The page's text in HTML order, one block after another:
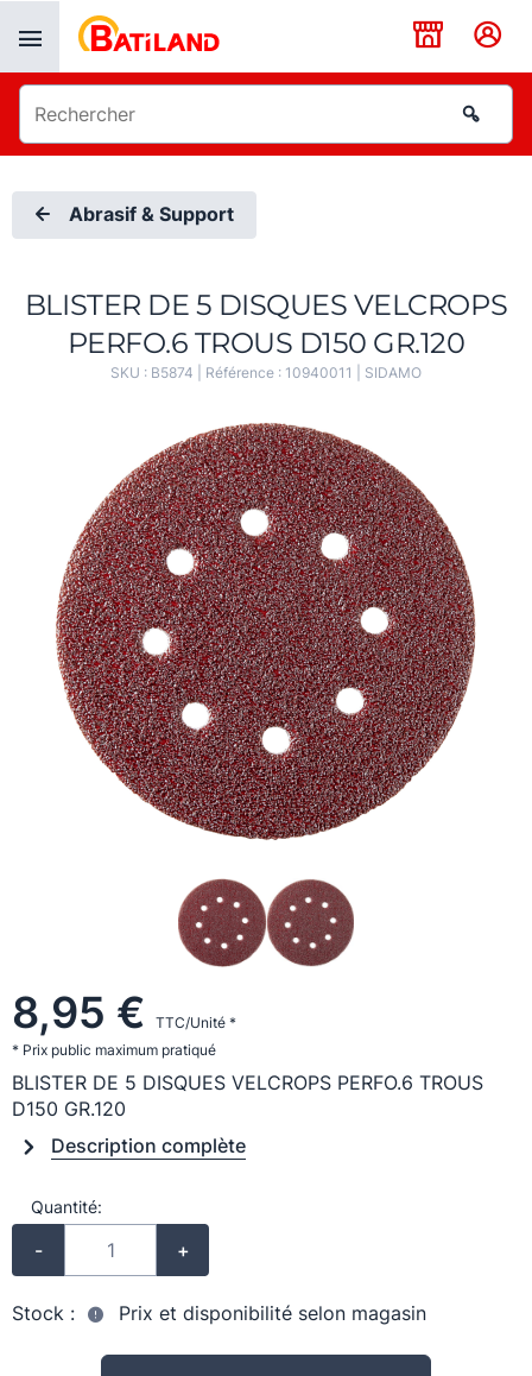
Abrasif & Support
BLISTER DE 5 DISQUES VELCROPS
PERFO.6 TROUS D150 GR.120
SKU : B5874 | Référence : 10940011 SIDAMO
8,95 €
TTC/Unité *
* Prix public maximum pratiqué
BLISTER DE 5 DISQUES VELCROPS PERFO.6 TROUS
D150 GR.120
Description complète
Quantité:
- +
Stock : Prix et disponibilité selon magasin
Panneau de gestion des cookies